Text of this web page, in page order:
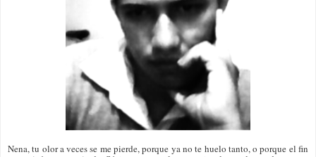
Nena, tu olor a veces se me pierde, porque ya no te huelo tanto, o porque el fin